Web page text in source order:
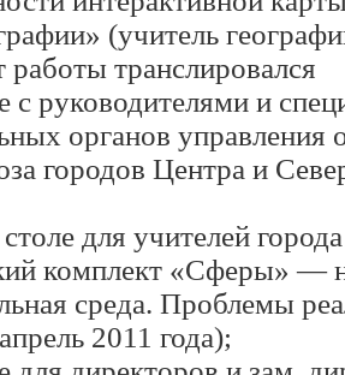
(учитель
транслировался
с руководителями и
органов управления
городов Центра и
для учителей
комплект «Сферы» —
среда. Проблемы
2011 года);